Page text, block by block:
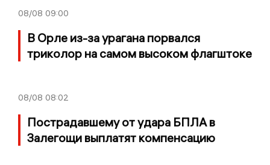
08/08 09:00
В Орле из-за урагана порвался
триколор на самом высоком флагштоке
08/08 08:02
Пострадавшему от удара БПЛА в
Залегощи выплатят компенсацию